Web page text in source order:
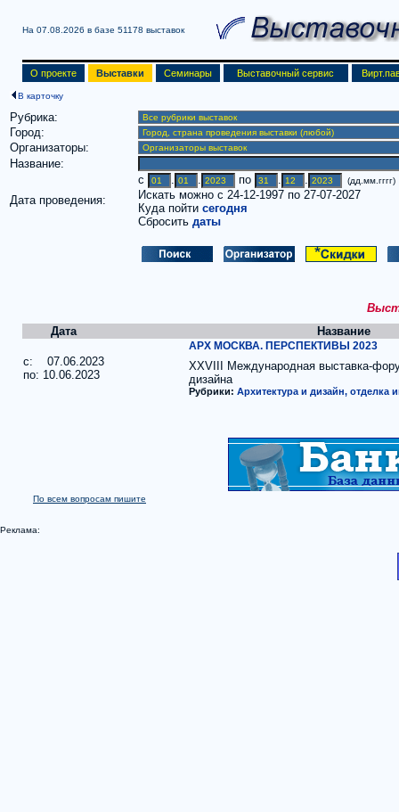
На 07.08.2026 в базе 51178 выставок
О проекте Выставки Семинары Выставочный сервис
В карточку
Рубрика:
Город:
Организаторы:
Название:
Дата проведения:
c . . по . . (дд.мм.гггг)
Искать можно с 24-12-1997 по 27-07-2027
Куда пойти сегодня
Сбросить даты
Дата
Название
c: 07.06.2023
по: 10.06.2023
АРХ МОСКВА. ПЕРСПЕКТИВЫ 2023
XXVIII Международная выставка-
дизайна
Рубрики: Архитектура и дизайн, отделка
По всем вопросам пишите
Реклама: